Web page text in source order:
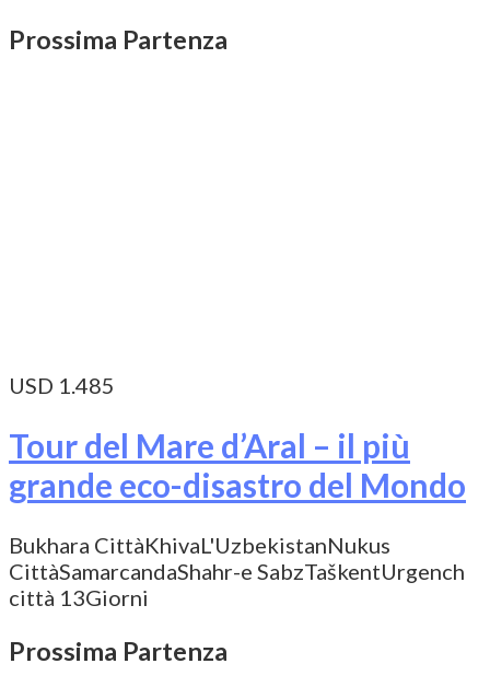
Prossima Partenza
USD 1.485
Tour del Mare d’Aral – il più
grande eco-disastro del Mondo
Bukhara CittàKhivaL'UzbekistanNukus
CittàSamarcandaShahr-e SabzTaškentUrgench
città 13Giorni
Prossima Partenza